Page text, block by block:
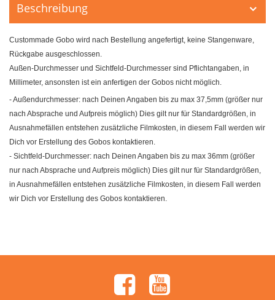
Beschreibung
Custommade Gobo wird nach Bestellung angefertigt, keine Stangenware,
Rückgabe ausgeschlossen.
Außen-Durchmesser und Sichtfeld-Durchmesser sind Pflichtangaben, in
Millimeter, ansonsten ist ein anfertigen der Gobos nicht möglich.
- Außendurchmesser: nach Deinen Angaben bis zu max 37,5mm (größer nur
nach Absprache und Aufpreis möglich) Dies gilt nur für Standardgrößen, in
Ausnahmefällen entstehen zusätzliche Filmkosten, in diesem Fall werden wir
Dich vor Erstellung des Gobos kontaktieren.
- Sichtfeld-Durchmesser: nach Deinen Angaben bis zu max 36mm (größer
nur nach Absprache und Aufpreis möglich) Dies gilt nur für Standardgrößen,
in Ausnahmefällen entstehen zusätzliche Filmkosten, in diesem Fall werden
wir Dich vor Erstellung des Gobos kontaktieren.